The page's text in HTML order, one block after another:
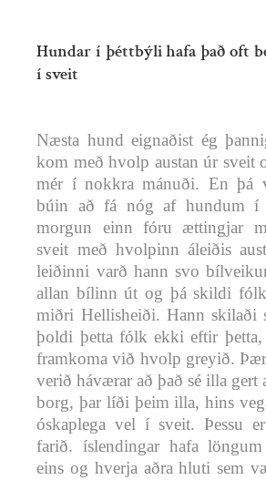
Hundar í þéttbýli hafa það oft
í sveit
Næsta hund eignaðist ég
kom með hvolp austan úr sveit
mér í nokkra mánuði. En þá
búin að fá nóg af hundum
morgun einn fóru ættingjar
sveit með hvolpinn áleiðis
leiðinni varð hann svo
allan bílinn út og þá skildi
miðri Hellisheiði. Hann skilaði
þoldi þetta fólk ekki eftir
framkoma við hvolp greyið.
verið háværar að það sé illa gert
borg, þar líði þeim illa, hins
óskaplega vel í sveit. Þessu
farið. íslendingar hafa
eins og hverja aðra hluti sem